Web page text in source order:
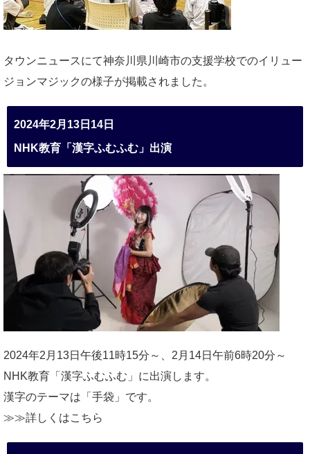
タウンニュースにて神奈川県川崎市の支援学校でのイリュー
ジョンマジックの様子が掲載されました。
2024年2月13日14日
NHK教育「漢字ふむふむ」出演
2024年2月13日午後11時15分～、2月14日午前6時20分～
NHK教育「漢字ふむふむ」に出演します。
漢字のテーマは「手袋」です。
≫≫詳しくはこちら